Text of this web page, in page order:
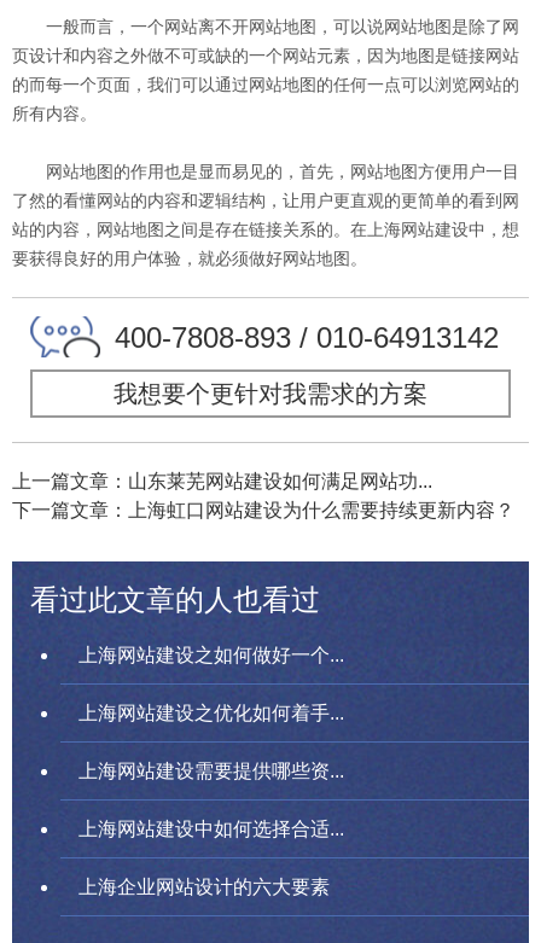
一般而言，一个网站离不开网站地图，可以说网站地图是除了网
页设计和内容之外做不可或缺的一个网站元素，因为地图是链接网站
的而每一个页面，我们可以通过网站地图的任何一点可以浏览网站的
所有内容。
网站地图的作用也是显而易见的，首先，网站地图方便用户一目
了然的看懂网站的内容和逻辑结构，让用户更直观的更简单的看到网
站的内容，网站地图之间是存在链接关系的。在 上海网站建设中，想
要获得良好的用户体验，就必须做好网站地图。
400-7808-893 / 010-64913142
我想要个更针对我需求的方案
上一篇文章：山东莱芜网站建设如何满足网站功...
下一篇文章：上海虹口网站建设为什么需要持续更新内容？
看过此文章的人也看过
上海网站建设之如何做好一个...
上海网站建设之优化如何着手...
上海网站建设需要提供哪些资...
上海网站建设中如何选择合适...
上海企业网站设计的六大要素